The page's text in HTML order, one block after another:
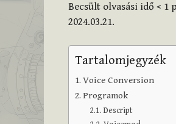
Becsült olvasási idő < 1
2024.03.21.
Tartalomjegyzék
Voice Conversion
Programok
Descript